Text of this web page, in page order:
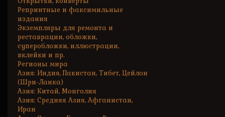
Репринтные и факсимильные
издания
Экземпляры для ремонта и
реставрации, обложки,
суперобложки, иллюстрации,
вклейки и пр.
Регионы мира
Азия: Индия, Пакистан, Тибет, Цейлон
(Шри-Ланка)
Азия: Китай, Монголия
Азия: Средняя Азия, Афганистан,
Иран